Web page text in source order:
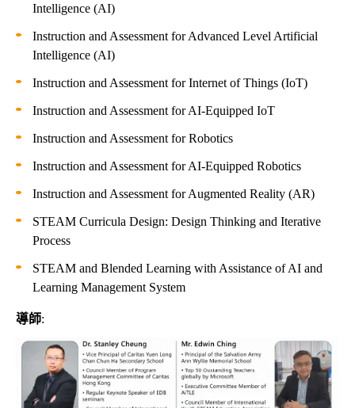
Intelligence (AI)
Instruction and Assessment for Advanced Level Artificial
Intelligence (AI)
Instruction and Assessment for Internet of Things (IoT)
Instruction and Assessment for AI-Equipped IoT
Instruction and Assessment for Robotics
Instruction and Assessment for AI-Equipped Robotics
Instruction and Assessment for Augmented Reality (AR)
STEAM Curricula Design: Design Thinking and Iterative
Process
STEAM and Blended Learning with Assistance of AI and
Learning Management System
導師: